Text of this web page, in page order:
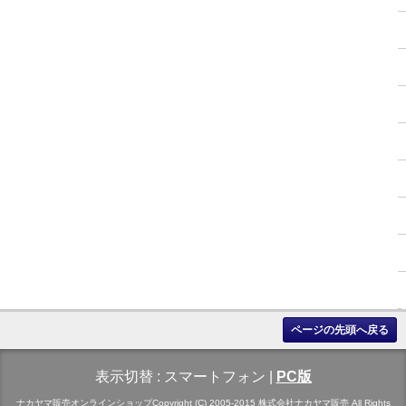
ページの先頭へ戻る
表示切替 : スマートフォン PC版
ナカヤマ販売オンラインショップCopyright (C) 2005-2015 株式会社ナカヤマ販売 All Rights